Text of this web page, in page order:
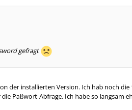
gefragt
der installierten Version. Ich hab noch
Paßwort-Abfrage. Ich habe so langsam